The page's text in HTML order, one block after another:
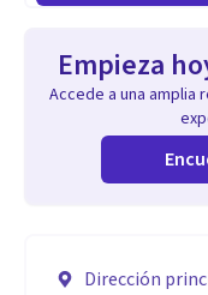
Empieza
Accede a una amplia
Dirección